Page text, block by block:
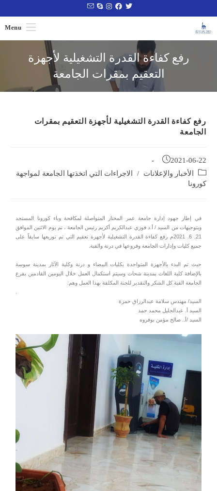
Menu
رفع كفاءة القدرة التشغيلية لأجهزة
التعقيم بمقرات الجامعة
رفع كفاءة القدرة التشغيلية لأجهزة التعقيم بمقرات
الجامعة
2021-06-22
الأخبار والإعلانات
/
الاجراءات التي اتخذتها الجامعة لمواجهة
كورونا
في إطار جهود إدارة جامعة عمر المختار المتواصلة لمكافحة وباء كورونا المستجد
وبتوجيهات من السيد / أ.د فوزي عبدالكريم أكريم رئيس الجامعة ، تم يوم الاثنين الموافق
21. 6. 2021م رفع كفاءة القدرة التشغيلية لأجهزة تعقيم التي تم توزيعها سابقاً على
جميع كليات وإدارات الجامعة وفروعها في درنة والقبة.
حيث تم البدء بالأجهزة المتواجدة بكليات البيضاء و درنة وكلية الآثار بمدينة سوسة
بالإضافة كلية اللغات بمدينة شحات وسيتم استكمال العمل خلال اليومين القادمين بفرع
الجامعة القبة.كل الشكر والتقدير للجنة المكلفة بهذا العمل وهم:
السيد/ مهندس سلامة عبدالرزاق حمزة
السيد أ. عبدالجليل محمد حمد
السيد /أ.. صالح مؤمن بوفروه